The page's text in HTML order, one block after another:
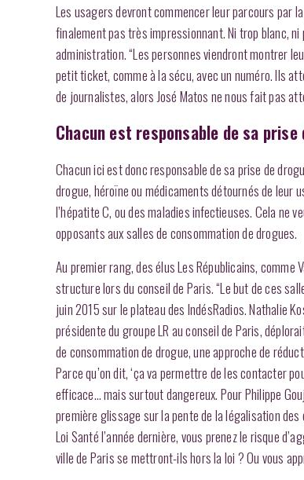
Les usagers devront commencer leur parcours par
finalement pas très impressionnant. Ni trop blanc, ni
administration. “Les personnes viendront montrer
petit ticket, comme à la sécu, avec un numéro. Ils
de journalistes, alors José Matos ne nous fait pas
Chacun est responsable de sa prise
Chacun ici est donc responsable de sa prise de
drogue, héroïne ou médicaments détournés de leur
l’hépatite C, ou des maladies infectieuses. Cela ne
opposants aux salles de consommation de drogues.
Au premier rang, des élus Les Républicains,
structure lors du conseil de Paris. “Le but de ces
juin 2015 sur le plateau des IndésRadios. Nathalie
présidente du groupe LR au conseil de Paris,
de consommation de drogue, une approche de
Parce qu’on dit, ‘ça va permettre de les contacter
efficace… mais surtout dangereux. Pour Philippe
première glissage sur la pente de la légalisation
Loi Santé l’année dernière, vous prenez le risque
ville de Paris se mettront-ils hors la loi ? Ou vous